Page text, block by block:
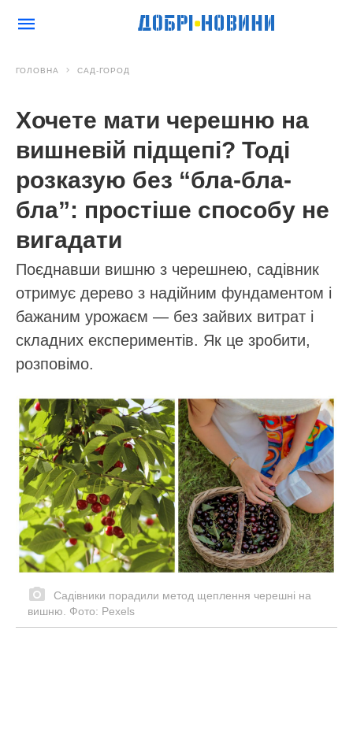
ГОЛОВНА САД-ГОРОД
Хочете мати черешню на
вишневій підщепі? Тоді
розказую без “бла-бла-
бла”: простіше способу не
вигадати
Поєднавши вишню з черешнею, садівник
отримує дерево з надійним фундаментом і
бажаним урожаєм — без зайвих витрат і
складних експериментів. Як це зробити,
розповімо.
Садівники порадили метод щеплення черешні на
вишню. Фото: Pexels